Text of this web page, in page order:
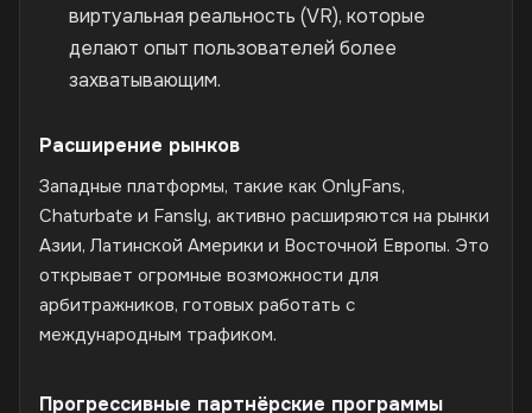
виртуальная реальность (VR), которые
делают опыт пользователей более
захватывающим.
Расширение рынков
Западные платформы, такие как OnlyFans,
Chaturbate и Fansly, активно расширяются на рынки
Азии, Латинской Америки и Восточной Европы. Это
открывает огромные возможности для
арбитражников, готовых работать с
международным трафиком.
Прогрессивные партнёрские программы